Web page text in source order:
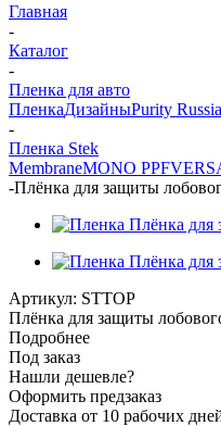
Главная
-
Каталог
-
Пленка для авто
ПленкаДизайныPurity Russia
-
Пленка Stek
MembraneMONO PPF
-Плёнка для защиты
Артикул: STTOP
Плёнка для защиты
Подробнее
Под заказ
Нашли дешевле?
Оформить предзаказ
Доставка от 10 рабочих